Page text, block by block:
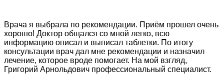
Врача я выбрала по рекомендации. Приём прошел очень
хорошо! Доктор общался со мной легко, всю
информацию описал и выписал таблетки. По итогу
консультации врач дал мне рекомендации и назначил
лечение, которое вроде помогает. На мой взгляд,
Григорий Арнольдович профессиональный специалист.